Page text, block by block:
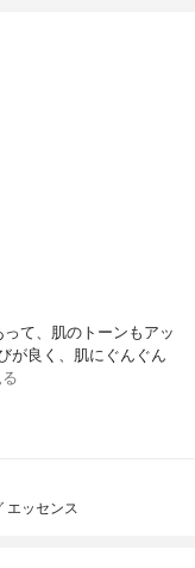
て、肌のトーンもアッ
が良く、肌にぐんぐん
エッセンス